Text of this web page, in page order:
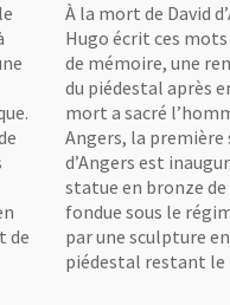
de
À la mort de David
Hugo écrit ces mots
de mémoire, une
du piédestal après
mort a sacré
Angers, la
d’Angers est
statue en bronze
fondue sous le
par une sculpture
piédestal restant le